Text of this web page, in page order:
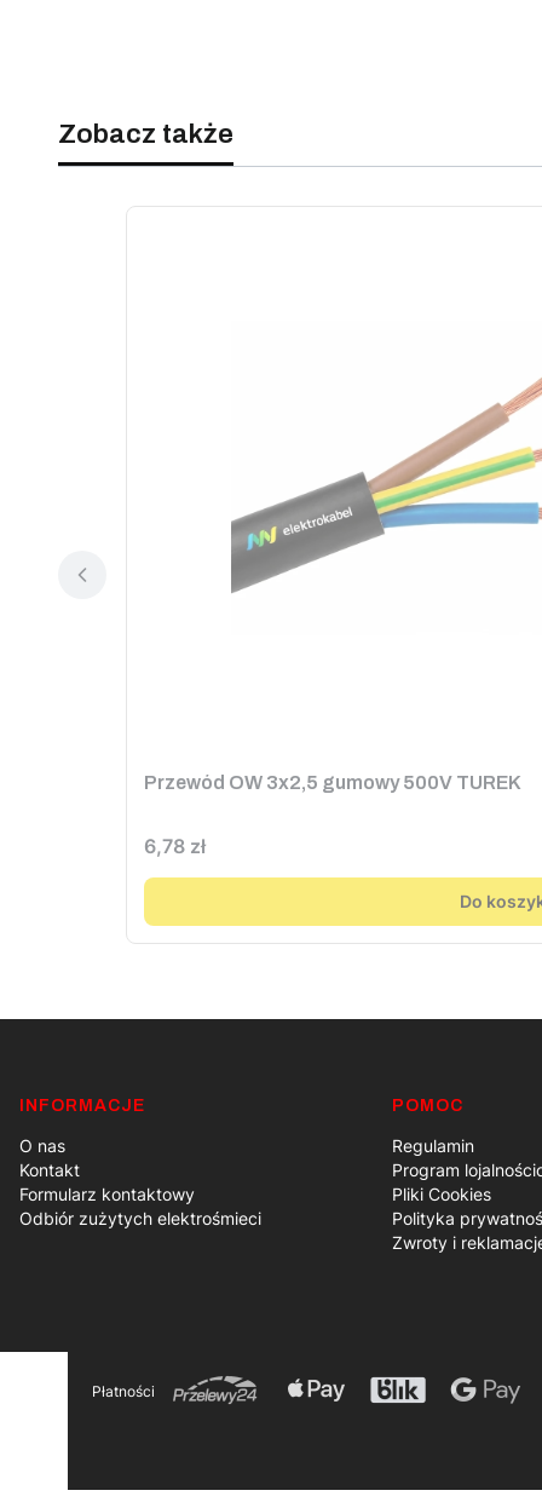
Zobacz także
Przewód OW 3x2,5 gumowy 500V TUREK
Cena
6,78 zł
Do
Linki w stopce
INFORMACJE
O nas
Kontakt
Formularz kontaktowy
Odbiór zużytych elektrośmieci
POMOC
Regulamin
Program
Pliki Cookies
Polityka
Zwroty i
Płatności